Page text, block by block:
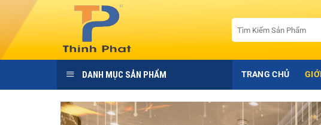
dung
Tìm
kiếm:
DANH MỤC SẢN PHẨM TRANG CHỦ